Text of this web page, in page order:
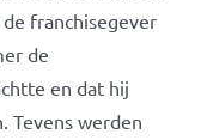
franchisegever
de
en dat hij
Tevens werden